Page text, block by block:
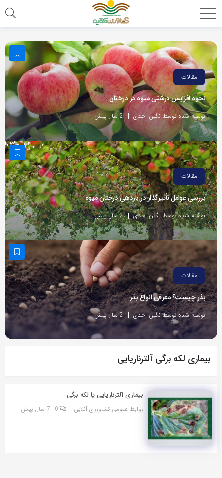
مقالات
نحوه افزایش درشتی میوه در درختان
نوشته شده توسط نگین احدی 2 سال پیش
مقالات
بررسی عوامل تأثیرگذار در باردهی درختان میوه
نوشته شده توسط نگین احدی 2 سال پیش
مقالات
بذر چیست؟ معرفی انواع بذر
نوشته شده توسط نگین احدی 2 سال پیش
بیماری لکه برگی آلترناریایی
بیماری آلترناریایی یا لکه برگی
روابط عمومی کشاورزی آنلاین 0 7 سال پیش